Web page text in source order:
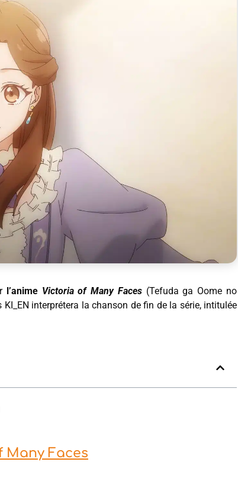
l’anime Victoria of Many Faces(Tefuda ga Oome no
interprétera la chanson de fin de la série, intitulée
Many Faces